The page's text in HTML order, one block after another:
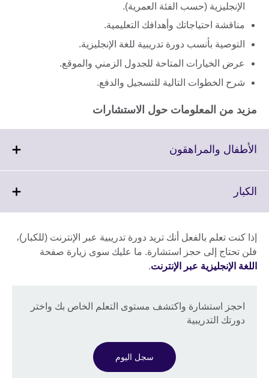
الإنجليزية (حسب الفئة العمرية).
مناقشة احتياجاتك وأهدافك التعليمية.
التوصية بأنسب دورة تدريبية للغة الإنجليزية.
عرض الخيارات المتاحة للجدول الزمني والموقع.
شرح الخطوات التالية للتسجيل والدفع.
مزيد من المعلومات حول الاستشارات
الأطفال والمراهقون
الكبار
More
information
available.
إذا كنت تعلم بالفعل أنك تريد دورة تدريبية عبر الإنترنت (للكبار)،
فلن تحتاج إلى حجز استشارة. ما عليك سوى زيارة صفحة
اللغة الإنجليزية عبر الإنترنت.
احجز استشارة واكتشف مستوى التعلم الخاص بك واختر
دورتك التدريبية
سجل اليوم